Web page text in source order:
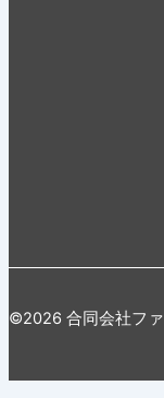
©2026 合同会社フ